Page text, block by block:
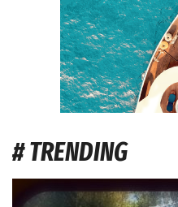
# TRENDING